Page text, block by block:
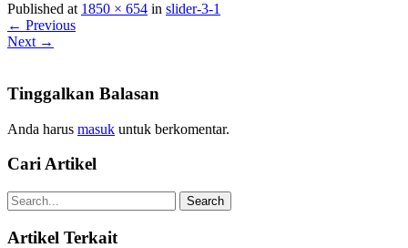
Published at 1850 × 654 in slider-3-1
← Previous
Next →
Tinggalkan Balasan
Anda harus masuk untuk berkomentar.
Cari Artikel
Artikel Terkait